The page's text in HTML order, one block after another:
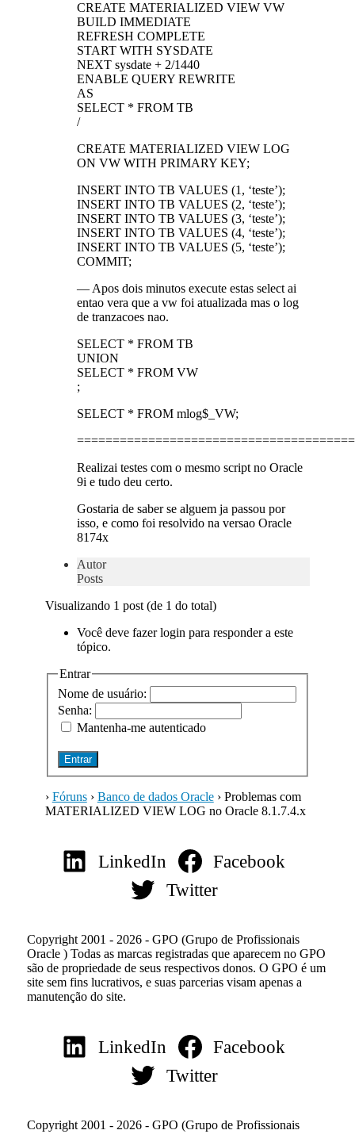
CREATE MATERIALIZED VIEW VW
BUILD IMMEDIATE
REFRESH COMPLETE
START WITH SYSDATE
NEXT sysdate + 2/1440
ENABLE QUERY REWRITE
AS
SELECT * FROM TB
/
CREATE MATERIALIZED VIEW LOG
ON VW WITH PRIMARY KEY;
INSERT INTO TB VALUES (1, ‘teste’);
INSERT INTO TB VALUES (2, ‘teste’);
INSERT INTO TB VALUES (3, ‘teste’);
INSERT INTO TB VALUES (4, ‘teste’);
INSERT INTO TB VALUES (5, ‘teste’);
COMMIT;
— Apos dois minutos execute estas select ai
entao vera que a vw foi atualizada mas o log
de tranzacoes nao.
SELECT * FROM TB
UNION
SELECT * FROM VW
;
SELECT * FROM mlog$_VW;
Realizai testes com o mesmo script no Oracle
9i e tudo deu certo.
Gostaria de saber se alguem ja passou por
isso, e como foi resolvido na versao Oracle
8174x
Autor
Posts
Visualizando 1 post (de 1 do total)
Você deve fazer login para responder a este
tópico.
Entrar
Nome de usuário:
Senha:
Mantenha-me autenticado
Entrar
› Fóruns › Banco de dados Oracle › Problemas com
MATERIALIZED VIEW LOG no Oracle 8.1.7.4.x
LinkedIn
Facebook
Twitter
Copyright 2001 - 2026 - GPO (Grupo de Profissionais
Oracle ) Todas as marcas registradas que aparecem no GPO
são de propriedade de seus respectivos donos. O GPO é um
site sem fins lucrativos, e suas parcerias visam apenas a
manutenção do site.
LinkedIn
Facebook
Twitter
Copyright 2001 - 2026 - GPO (Grupo de Profissionais